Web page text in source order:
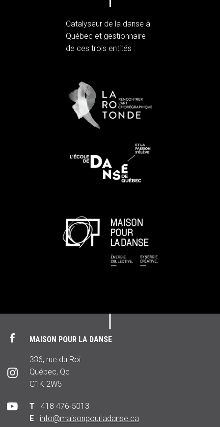
Catalyseur de la danse à
Québec et gestionnaire
de ces trois entités :
MAISON POUR LA DANSE
336, rue du Roi
Québec, Qc
G1K 2W5
T 418 476-5013
E
info@maisonpourladanse.ca